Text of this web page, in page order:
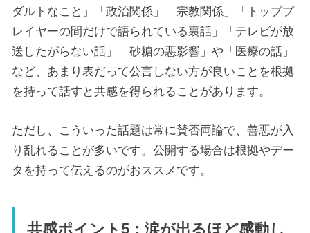
ダルトなこと」「政治関係」「宗教関係」「トッププ
レイヤーの間だけで語られている裏話」「テレビが放
送したがらない話」「砂糖の悪影響」や「医療の話」
など、あまり表だって公言しない方が良いことを根拠
を持って話すと共感を得られることがあります。
ただし、こういった話題は常に賛否両論で、善悪が入
り乱れることが多いです。公開する場合は根拠やデー
タを持って伝えるのがおススメです。
共感ポイント5：涙が出るほど感動し